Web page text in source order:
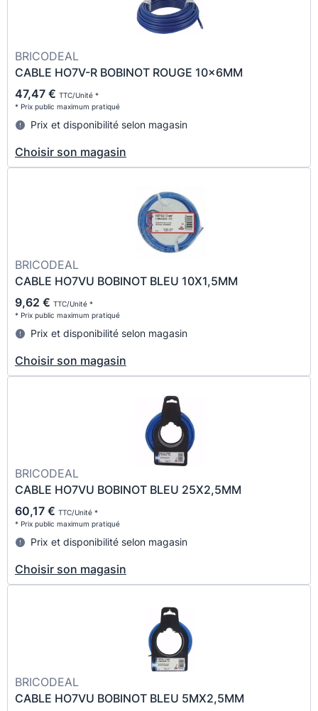
BRICODEAL
CABLE HO7V-R BOBINOT ROUGE 10x6MM
47,47 € TTC/Unité *
* Prix public maximum pratiqué
Prix et disponibilité selon magasin
Choisir son magasin
BRICODEAL
CABLE HO7VU BOBINOT BLEU 10X1,5MM
9,62 € TTC/Unité *
* Prix public maximum pratiqué
Prix et disponibilité selon magasin
Choisir son magasin
BRICODEAL
CABLE HO7VU BOBINOT BLEU 25X2,5MM
60,17 € TTC/Unité *
* Prix public maximum pratiqué
Prix et disponibilité selon magasin
Choisir son magasin
BRICODEAL
CABLE HO7VU BOBINOT BLEU 5MX2,5MM